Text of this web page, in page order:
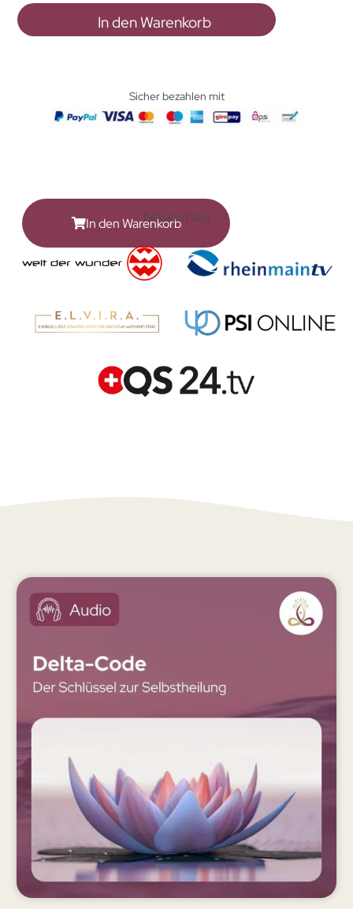
In den Warenkorb
Sicher bezahlen mit
In den Warenkorb
bekannt aus